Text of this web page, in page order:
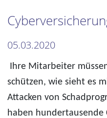
Cyberversicherung
Attacken von
haben hundertausende